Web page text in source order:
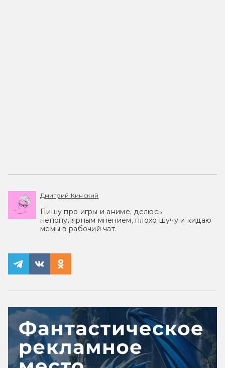
Дмитрий Кинский
Пишу про игры и аниме, делюсь
непопулярным мнением, плохо шучу и кидаю
мемы в рабочий чат.